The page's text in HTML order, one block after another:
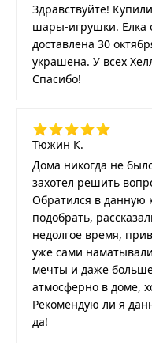
Здравствуйте!
шары-игрушки. Ёлка
доставлена 30
украшена. У всех
Спасибо!
Тюжин К.
Дома никогда не
захотел решить
Обратился в данную
подобрать,
недолгое время,
уже сами
мечты и даже
атмосферно в доме,
Рекомендую ли я
да!